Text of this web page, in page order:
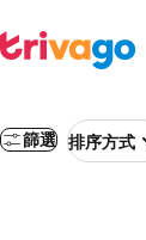
篩選 排序方式